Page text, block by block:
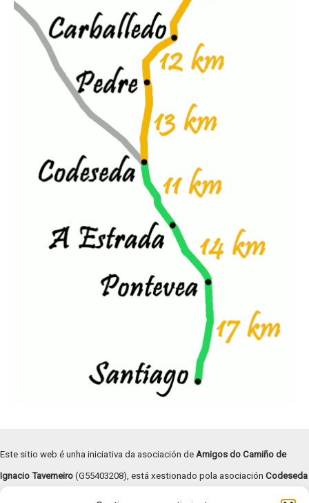
Este sitio web é unha iniciativa da asociación de Amigos do Camiño de
Ignacio Taverneiro (G55403208), está xestionado pola asociación Codeseda